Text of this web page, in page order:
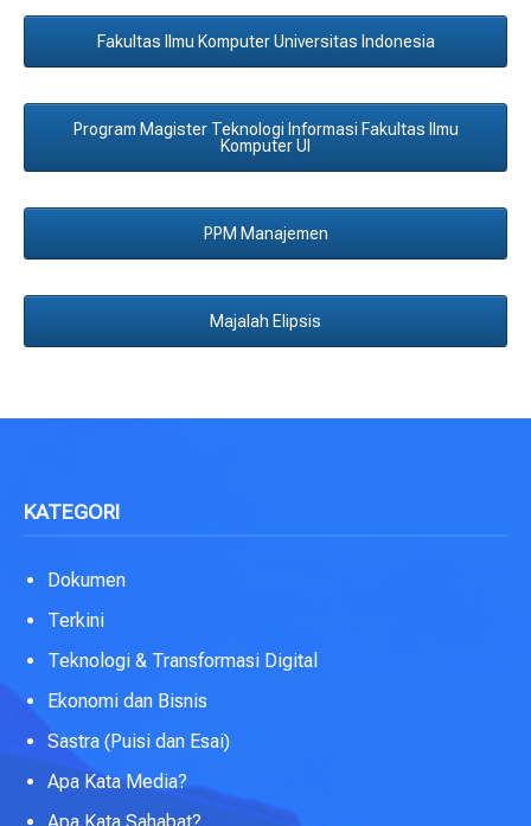
Fakultas Ilmu Komputer Universitas Indonesia
Program Magister Teknologi Informasi Fakultas Ilmu
Komputer UI
PPM Manajemen
Majalah Elipsis
KATEGORI
Dokumen
Terkini
Teknologi & Transformasi Digital
Ekonomi dan Bisnis
Sastra (Puisi dan Esai)
Apa Kata Media?